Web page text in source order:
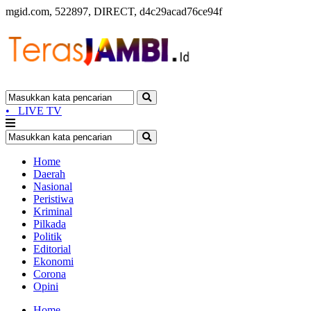
mgid.com, 522897, DIRECT, d4c29acad76ce94f
• LIVE TV
Home
Daerah
Nasional
Peristiwa
Kriminal
Pilkada
Politik
Editorial
Ekonomi
Corona
Opini